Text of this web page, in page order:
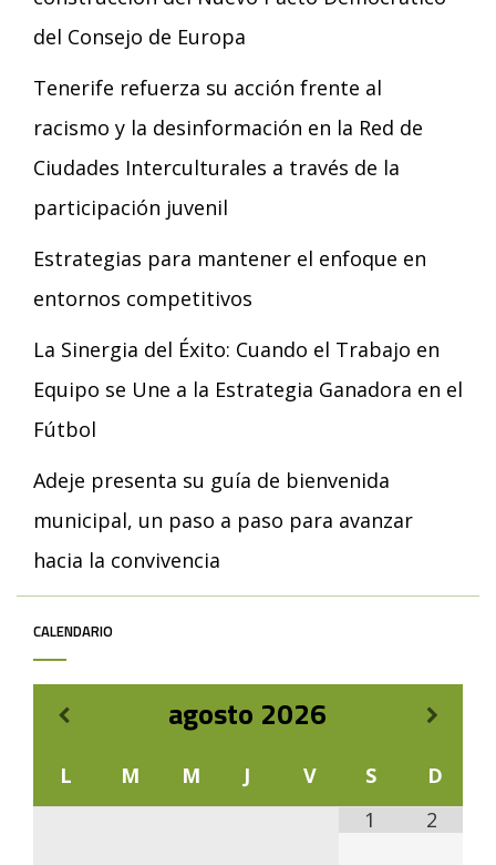
del Consejo de Europa
Tenerife refuerza su acción frente al
racismo y la desinformación en la Red de
Ciudades Interculturales a través de la
participación juvenil
Estrategias para mantener el enfoque en
entornos competitivos
La Sinergia del Éxito: Cuando el Trabajo en
Equipo se Une a la Estrategia Ganadora en el
Fútbol
Adeje presenta su guía de bienvenida
municipal, un paso a paso para avanzar
hacia la convivencia
CALENDARIO
agosto 2026
L M M J V S
D
1
2